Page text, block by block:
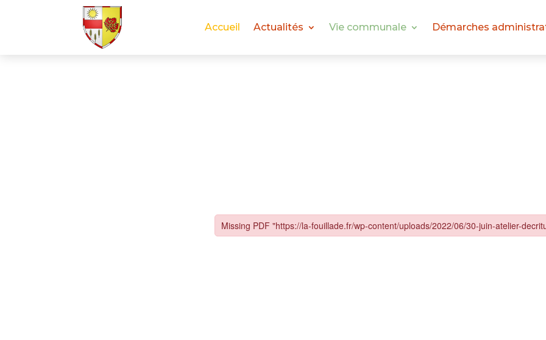
Accueil Actualités Vie communale Démarches